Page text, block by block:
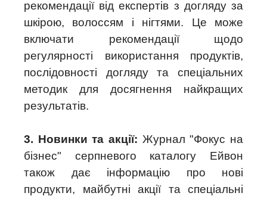
рекомендації від експертів з догляду за
шкірою, волоссям і нігтями. Це може
включати рекомендації щодо
регулярності використання продуктів,
послідовності догляду та спеціальних
методик для досягнення найкращих
результатів.
3. Новинки та акції: Журнал "Фокус на
бізнес" серпневого каталогу Ейвон
також дає інформацію про нові
продукти, майбутні акції та спеціальні